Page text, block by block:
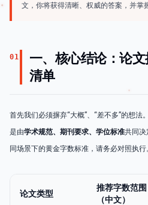
文，你将获得清晰、权威的答案，并掌
01
一、核心结论：论
清单
首先我们必须摒弃“大概”、“差不多”的想
是由学术规范、期刊要求、学位标准共同决
同场景下的黄金字数标准，请务必对照执行
论文类型
推荐字数范围
（中文）